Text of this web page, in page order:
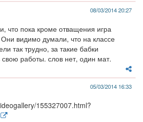
08/03/2014 20:27
что пока кроме отващения игра
видимо думали, что на классе
так трудно, за такие бабки
свою работы. слов нет, один мат.
05/03/2014 16:33
155327007.html?